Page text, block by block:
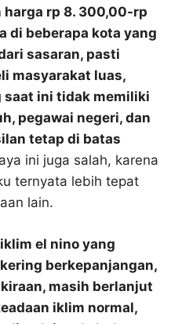
harga rp 8. 300,00-rp
di beberapa kota yang
sasaran, pasti
masyarakat luas,
saat ini tidak memiliki
pegawai negeri, dan
tetap di batas
ini juga salah, karena
ternyata lebih tepat
lain.
el nino yang
berkepanjangan,
masih berlanjut
iklim normal,